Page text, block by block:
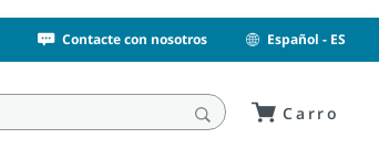
Contacte con nosotros Español - ES
Carro